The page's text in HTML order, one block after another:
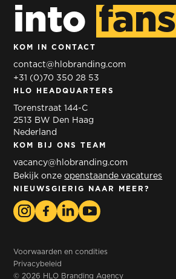
into fans
KOM IN CONTACT
contact@hlobranding.com
+31 (0)70 350 28 53
HLO HEADQUARTERS
Torenstraat 144-C
2513 BW Den Haag
Nederland
KOM BIJ ONS TEAM
vacancy@hlobranding.com
Bekijk onzeopenstaande vacatures
NIEUWSGIERIG NAAR MEER?
© 2026 HLO Branding Agency
Voorwaarden en condities
Privacybeleid